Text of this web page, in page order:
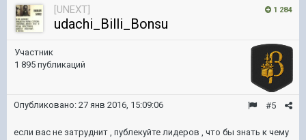
1 284
[UNEXT]
udachi_Billi_Bonsu
Участник
1 895 публикаций
#5
Опубликовано: 27 янв 2016, 15:09:06
если вас не затруднит , публекуйте лидеров , что бы знать к чему